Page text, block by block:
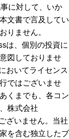
に対して、いか
文書で言及してい
りません。
は、個別の投資に
図しておりませ
おいてライセンス
ではございませ
くまでも、各コン
株式会社
ざいません。当社
を含む独立したブ